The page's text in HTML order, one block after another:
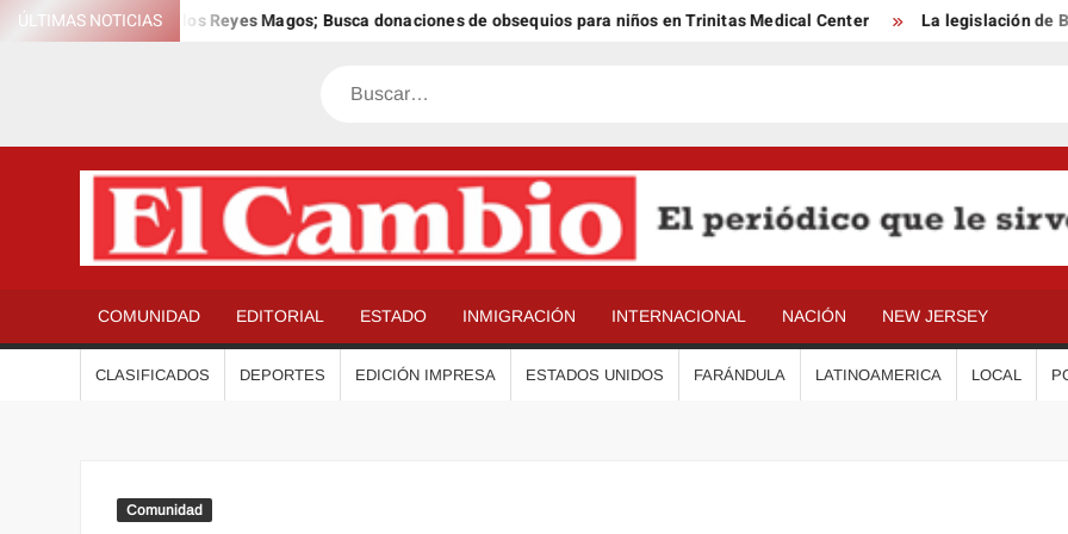
Saltar
ÚLTIMAS NOTICIAS
12º Día Anual de los Reyes Magos; Busca donaciones de obsequios para niños en Trinitas Medical Center La legislación de
Buscar
COMUNIDAD EDITORIAL ESTADO INMIGRACIÓN INTERNACIONAL NACIÓN NEW JERSEY
CLASIFICADOS DEPORTES EDICIÓN IMPRESA ESTADOS UNIDOS FARÁNDULA LATINOAMERICA LOCAL
Comunidad